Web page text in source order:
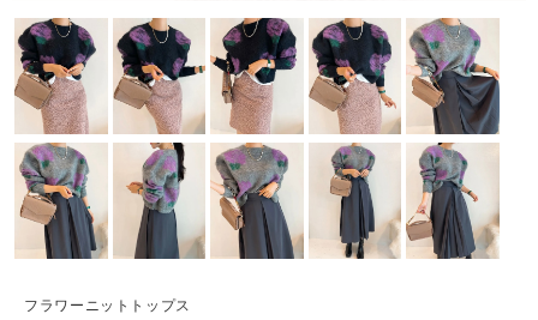
フラワーニットトップス